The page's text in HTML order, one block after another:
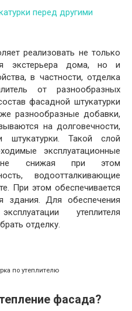
перед другими
реализовать не только
экстерьера дома, но и
в частности, отделка
от разнообразных
фасадной штукатурки
разнообразные добавки,
на долговечности,
штукатурки. Такой слой
эксплуатационные
не снижая при этом
водоотталкивающие
При этом обеспечивается
здания. Для обеспечения
утеплителя
отделку.
по утеплителю
фасада?